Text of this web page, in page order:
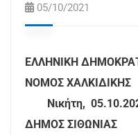
05/10/2021
ΕΛΛΗΝΙΚΗ
ΝΟΜΟΣ
Νικήτη,
ΔΗΜΟΣ